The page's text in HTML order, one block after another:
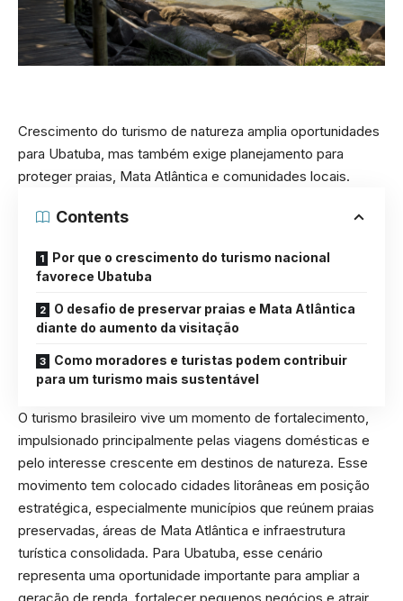
Crescimento do turismo de natureza amplia oportunidades
para Ubatuba, mas também exige planejamento para
proteger praias, Mata Atlântica e comunidades locais.
Contents
Por que o crescimento do turismo nacional
favorece Ubatuba
O desafio de preservar praias e Mata Atlântica
diante do aumento da visitação
Como moradores e turistas podem contribuir
para um turismo mais sustentável
O turismo brasileiro vive um momento de fortalecimento,
impulsionado principalmente pelas viagens domésticas e
pelo interesse crescente em destinos de natureza. Esse
movimento tem colocado cidades litorâneas em posição
estratégica, especialmente municípios que reúnem praias
preservadas, áreas de Mata Atlântica e infraestrutura
turística consolidada. Para Ubatuba, esse cenário
representa uma oportunidade importante para ampliar a